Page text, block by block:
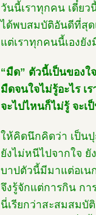
วันนี้เราทุกคน เดี๋ยว
ได้พบสมบัติอันดีที่สุด
แต่เราทุกคนนี้เองยั
“มืด” ตัวนี้เป็นของใจ
มืดจนใจไม่รู้อะไร เ
จะไปไหนก็ไม่รู้ จะเ
ให้คิดนึกคิดว่า เป็น
ยังไม่หนีไปจากใจ ยั
บาปตัวนี้มีมาแต่อเน
จึงรู้จักแต่การกิน ก
นี่เรียกว่าสะสมสมบั